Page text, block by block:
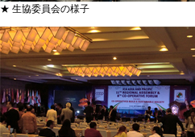
★ 生協委員会の様子